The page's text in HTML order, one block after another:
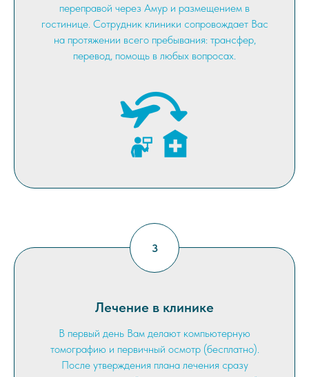
переправой через Амур и размещением в
гостинице. Сотрудник клиники сопровождает Вас
на протяжении всего пребывания: трансфер,
перевод, помощь в любых вопросах.
Лечение в клинике
В первый день Вам делают компьютерную
томографию и первичный осмотр (бесплатно).
После утверждения плана лечения сразу